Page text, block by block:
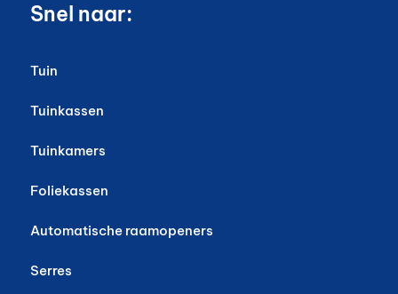
Snel naar:
Tuin
Tuinkassen
Tuinkamers
Foliekassen
Automatische raamopeners
Serres